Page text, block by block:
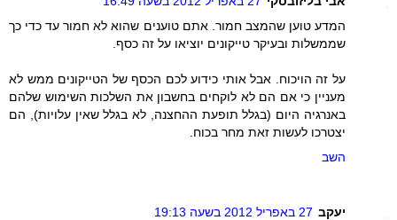
המדע טוען שהמצב חמור. אתם טוענים שהוא לא חמור עד כדי כך
שממשלות ובעיקר טייקונים יוציאו על זה כסף.
על זה הויכוח. אבל אותי כידוע לכם הכסף של הטייקונים ממש לא
מעניין כי אם הם לא לוקחים בחשבון את השלכות השימוש שלהם
באנרגיה היום (בגלל תופעת ההחצנה, לא בגלל שאין עלויות), הם
יצטרכו לעשות זאת מחר בכוח.
השב
יעקב 27 באפריל 2012 בשעה 19:13